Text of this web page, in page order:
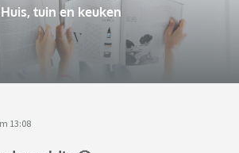
Huis, tuin en keuken
13:08